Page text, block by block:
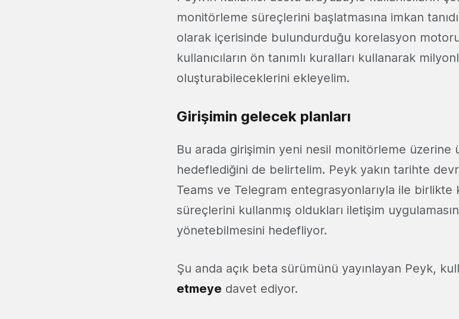
monitörleme süreçlerini başlatmasına imkan
olarak içerisinde bulundurduğu korelasyon
kullanıcıların ön tanımlı kuralları kullanarak
oluşturabileceklerini ekleyelim.
Girişimin gelecek planları
Bu arada girişimin yeni nesil monitörleme üzerine
hedeflediğini de belirtelim. Peyk yakın tarihte
Teams ve Telegram entegrasyonlarıyla ile birlikte
süreçlerini kullanmış oldukları iletişim
yönetebilmesini hedefliyor.
Şu anda açık beta sürümünü yayınlayan Peyk,
etmeye davet ediyor.